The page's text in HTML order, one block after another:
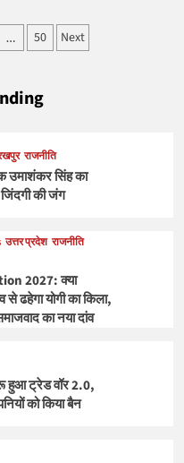
… 50 Next
राजनीति
उमाशंकर सिंह का
की जंग
उत्तर प्रदेश राजनीति
2027: क्या
ढहेगा योगी का किला,
का नया दांव
हुआ ट्रेड वॉर 2.0,
को किया बैन